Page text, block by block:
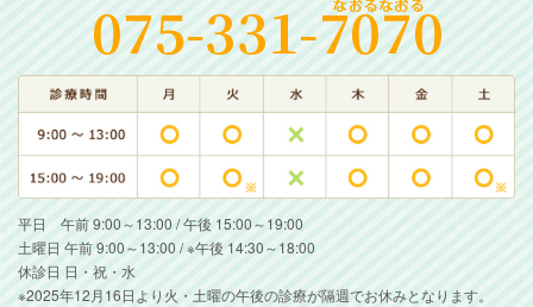
平日 午前 9:00～13:00 / 午後 15:00～19:00
土曜日 午前 9:00～13:00 / ※午後 14:30～18:00
休診日 日・祝・水
※2025年12月16日より火・土曜の午後の診療が隔週でお休みとなります。